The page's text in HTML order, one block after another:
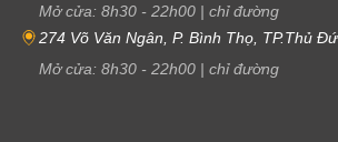
Mở cửa: 8h30 - 22h00 | chỉ đường
274 Võ Văn Ngân, P. Bình Thọ, TP.Thủ
Mở cửa: 8h30 - 22h00 | chỉ đường